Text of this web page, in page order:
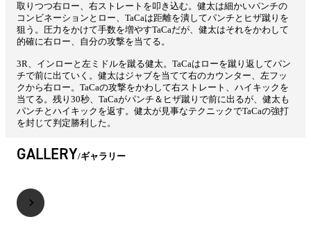
取りつつ右ロー、右ストレートを叩き込む。健太は細かいパンチの
コンビネーションとロー、TaCaは距離を潰してパンチとヒザ蹴りを
狙う。圧力をかけて手数を増やすTaCaだが、健太はそれをかわして
的確に右ロー、自分の攻撃を当てる。
3R、インローと左ミドルを蹴る健太。TaCaはローを蹴り返してパン
チで前に出ていく。健太はジャブを当てて右のカウンター、左フッ
クから右ロー。TaCaの攻撃をかわして右ストレート、ハイキックを
当てる。残り30秒、TaCaがパンチ＆ヒザ蹴りで前に出るが、健太も
パンチとハイキックを返す。健太が見事なテクニックでTaCaの強打
を封じて判定勝利した。
GALLERY ギャラリー